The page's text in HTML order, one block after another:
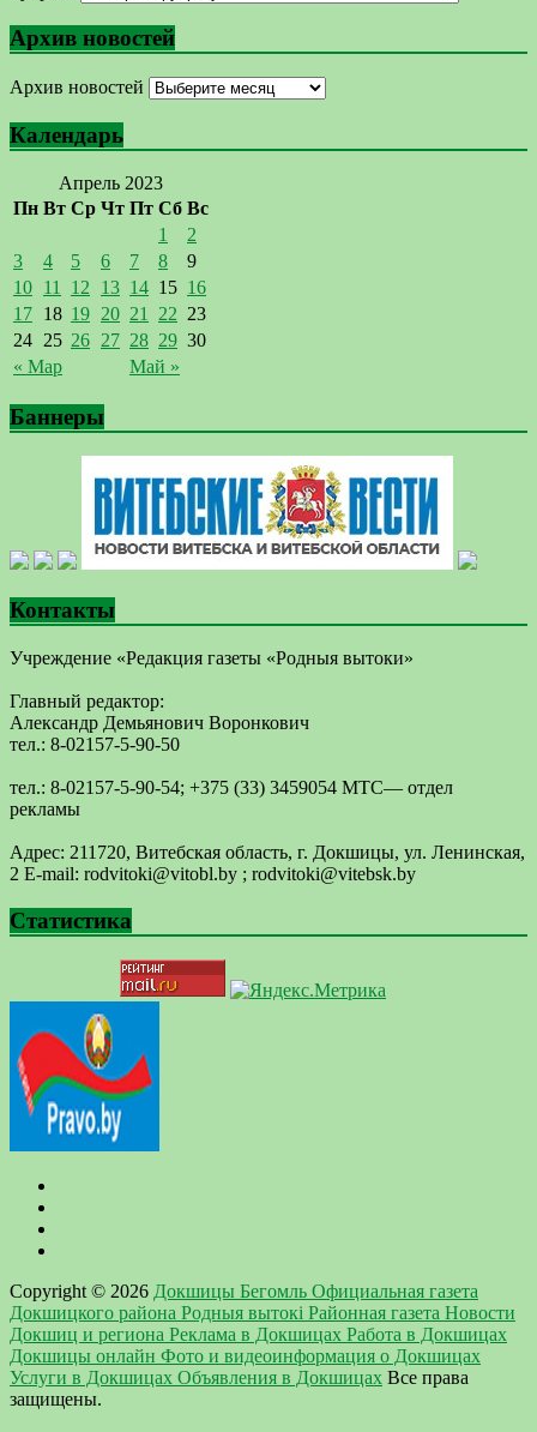
Архив новостей
Архив новостей
Календарь
Апрель 2023
Пн Вт Ср Чт Пт Сб Вс
« Мар Май »
1
2
3
4 5 6 7 8
9
10 11 12 13 14 15 16
17 18 19 20 21 22 23
24 25 26 27 28 29 30
Баннеры
Контакты
Учреждение «Редакция газеты «Родныя вытоки»
Главный редактор:
Александр Демьянович Воронкович
тел.: 8-02157-5-90-50
тел.: 8-02157-5-90-54; +375 (33) 3459054 МТС— отдел
рекламы
Адрес: 211720, Витебская область, г. Докшицы, ул. Ленинская,
2 E-mail: ​rodvitoki@​​vitobl​.by ; rodvitoki@vitebsk.by
Статистика
Copyright © 2026 Докшицы Бегомль Официальная газета
Докшицкого района Родныя вытокi Районная газета Новости
Докшиц и региона Реклама в Докшицах Работа в Докшицах
Докшицы онлайн Фото и видеоинформация о Докшицах
Услуги в Докшицах Объявления в Докшицах Все права
защищены.